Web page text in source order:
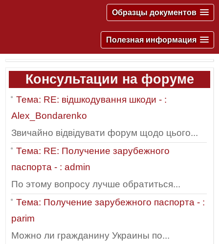
Образцы документов
Полезная информация
Консультации на форуме
Тема: RE: відшкодування шкоди - :
Alex_Bondarenko
Звичайно відвідувати форум щодо цього...
Тема: RE: Получение зарубежного
паспорта - : admin
По этому вопросу лучше обратиться...
Тема: Получение зарубежного паспорта - :
parim
Можно ли гражданину Украины по...